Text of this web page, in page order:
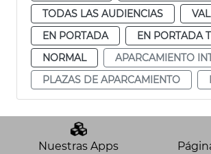
TODAS LAS AUDIENCIAS
EN PORTADA
EN PORTADA
NORMAL
APARCAMIENTO
PLAZAS DE APARCAMIENTO
Nuestras Apps